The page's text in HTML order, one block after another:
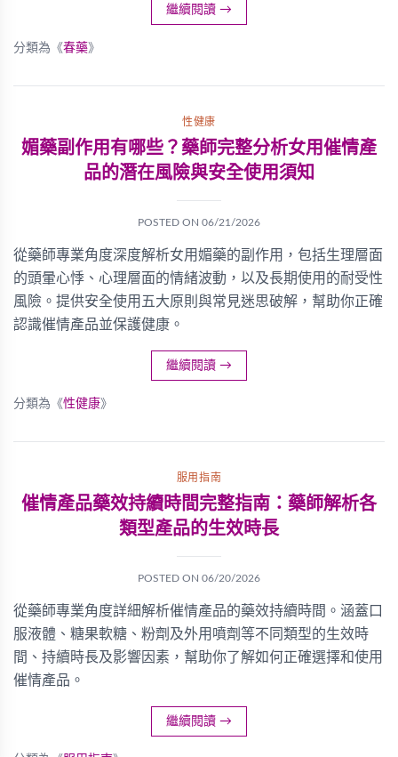
繼續閱讀 →
分類為《春藥》
性健康
媚藥副作用有哪些？藥師完整分析女用催情產
品的潛在風險與安全使用須知
POSTED ON 06/21/2026
從藥師專業角度深度解析女用媚藥的副作用，包括生理層面
的頭暈心悸、心理層面的情緒波動，以及長期使用的耐受性
風險。提供安全使用五大原則與常見迷思破解，幫助你正確
認識催情產品並保護健康。
繼續閱讀 →
分類為《性健康》
服用指南
催情產品藥效持續時間完整指南：藥師解析各
類型產品的生效時長
POSTED ON 06/20/2026
從藥師專業角度詳細解析催情產品的藥效持續時間。涵蓋口
服液體、糖果軟糖、粉劑及外用噴劑等不同類型的生效時
間、持續時長及影響因素，幫助你了解如何正確選擇和使用
催情產品。
繼續閱讀 →